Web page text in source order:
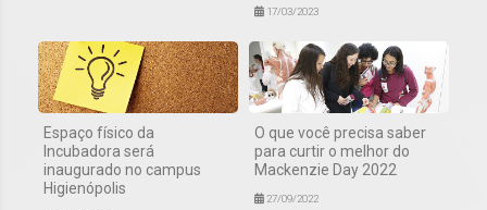
17/03/2023
Espaço físico da
Incubadora será
inaugurado no campus
Higienópolis
O que você precisa saber
para curtir o melhor do
Mackenzie Day 2022
27/09/2022